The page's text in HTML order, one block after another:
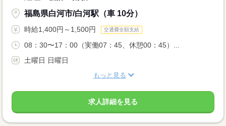
福島県白河市/白河駅（車 10分）
時給1,400円～1,500円 交通費全額支給
08：30〜17：00（実働07：45、休憩00：45）...
土曜日 日曜日
もっと見る
求人詳細を見る